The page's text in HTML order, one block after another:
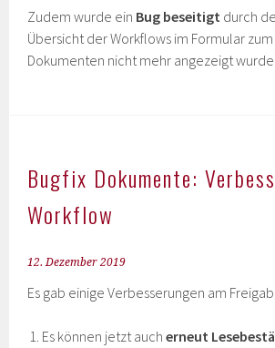
Zudem wurde ein Bug beseitigt durch
Übersicht der Workflows im Formular
Dokumenten nicht mehr angezeigt
Bugfix Dokumente:
Workflow
12. Dezember 2019
Es gab einige Verbesserungen am
Es können jetzt auch erneut